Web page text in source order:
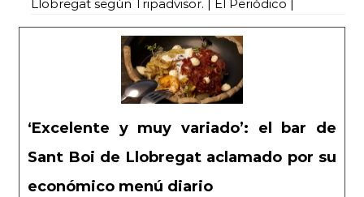
Llobregat según Tripadvisor. | El Periódico |
‘Excelente y muy variado’: el bar de
Sant Boi de Llobregat aclamado por su
económico menú diario